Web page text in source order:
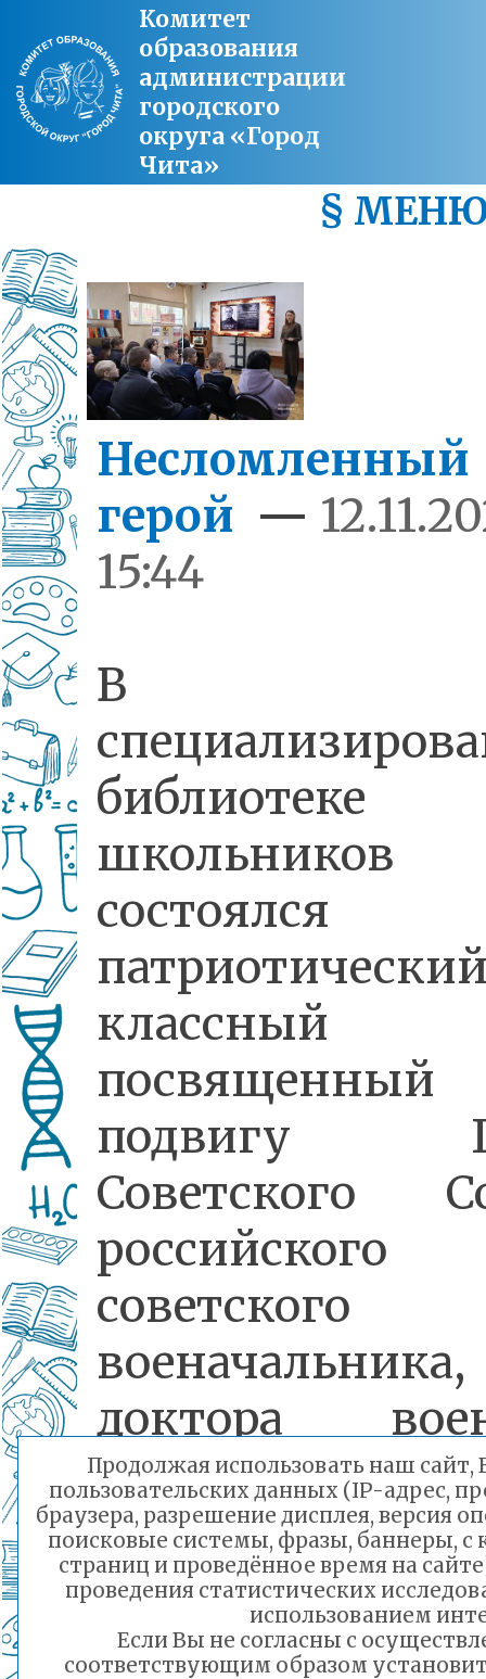
Комитет
образования
администрации
городского
округа «Город
Чита»
§
Несломленный
герой —
15:44
В
библиотеке
школьников
состоялся
классный
посвященный
подвигу
Советского
советского
военачальника,
доктора
наук,
лейтенанта
Михайловича
Карбышева.
Продолжая использовать наш сайт,
пользовательских данных (IP-адрес,
браузера, разрешение дисплея, версия
поисковые системы, фразы, баннеры,
страниц и проведённое время на
проведения статистических
использованием
Если Вы не согласны с
соответствующим образом